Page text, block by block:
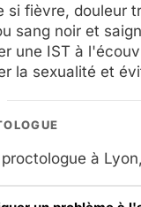
si fièvre, douleur
sang noir et
une IST à
la sexualité et
à